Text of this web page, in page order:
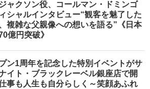
ャクソン役、コールマン・ドミンゴ
シャルインタビュー“観客を魅了した
複雑な父親像への想いを語る”《日本
億円突破》
ン1周年を記念した特別イベントがサ
イト・ブラックレーベル銀座店で開
も人生も自分らしく～笑顔あふれ